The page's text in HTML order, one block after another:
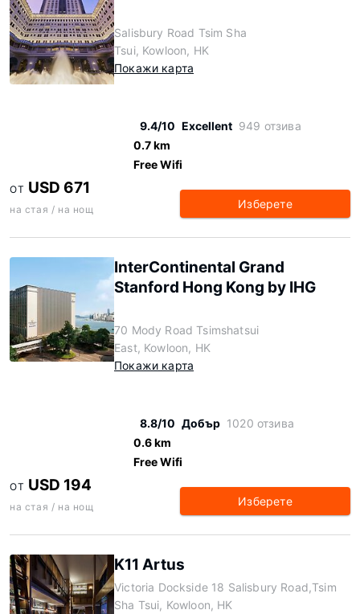
Salisbury Road Tsim Sha
Tsui, Kowloon, HK
Покажи карта
9.4/10 Excellent 949 отзива
0.7 km
Free Wifi
ОТ USD 671
на стая / на нощ Изберете
InterContinental Grand
Stanford Hong Kong by IHG
70 Mody Road Tsimshatsui
East, Kowloon, HK
Покажи карта
8.8/10 Добър 1020 отзива
0.6 km
Free Wifi
ОТ USD 194
на стая / на нощ Изберете
K11 Artus
Victoria Dockside 18 Salisbury Road,Tsim
Sha Tsui, Kowloon, HK